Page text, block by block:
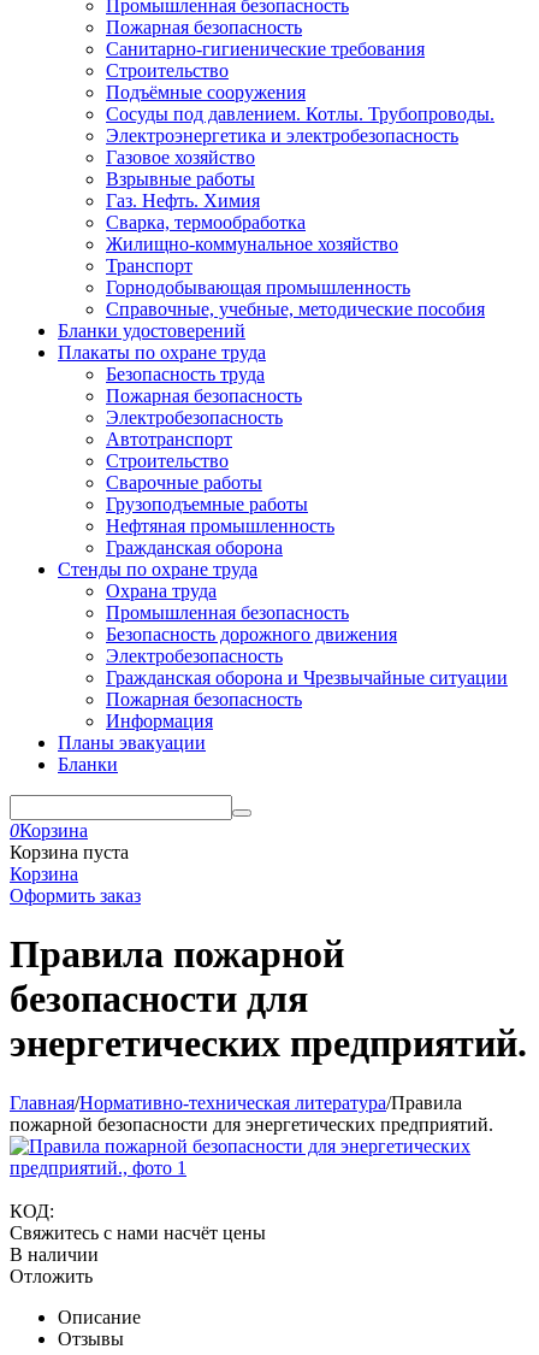
Промышленная безопасность
Пожарная безопасность
Санитарно-гигиенические требования
Строительство
Подъёмные сооружения
Сосуды под давлением. Котлы. Трубопроводы.
Электроэнергетика и электробезопасность
Газовое хозяйство
Взрывные работы
Газ. Нефть. Химия
Сварка, термообработка
Жилищно-коммунальное хозяйство
Транспорт
Горнодобывающая промышленность
Справочные, учебные, методические пособия
Бланки удостоверений
Плакаты по охране труда
Безопасность труда
Пожарная безопасность
Электробезопасность
Автотранспорт
Строительство
Сварочные работы
Грузоподъемные работы
Нефтяная промышленность
Гражданская оборона
Стенды по охране труда
Охрана труда
Промышленная безопасность
Безопасность дорожного движения
Электробезопасность
Гражданская оборона и Чрезвычайные ситуации
Пожарная безопасность
Информация
Планы эвакуации
Бланки
0Корзина
Корзина пуста
Корзина
Оформить заказ
Правила пожарной
безопасности для
энергетических предприятий.
Главная/Нормативно-техническая литература/Правила
пожарной безопасности для энергетических предприятий.
КОД:
Свяжитесь с нами насчёт цены
В наличии
Отложить
Описание
Отзывы